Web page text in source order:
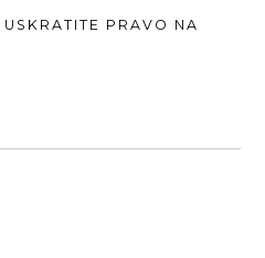
PRAVO NA